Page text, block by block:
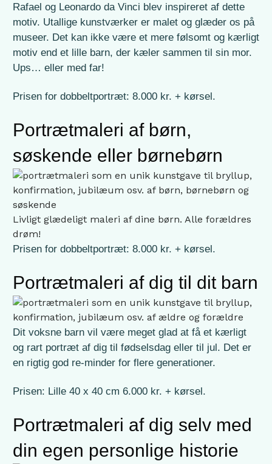
Rafael og Leonardo da Vinci blev inspireret af dette
motiv. Utallige kunstværker er malet og glæder os på
museer. Det kan ikke være et mere følsomt og kærligt
motiv end et lille barn, der kæler sammen til sin mor.
Ups… eller med far!
Prisen for dobbeltportræt: 8.000 kr. + kørsel.
Portrætmaleri af børn,
søskende eller børnebørn
Livligt glædeligt maleri af dine børn. Alle forældres
drøm!
Prisen for dobbeltportræt: 8.000 kr. + kørsel.
Portrætmaleri af dig til dit barn
Dit voksne barn vil være meget glad at få et kærligt
og rart portræt af dig til fødselsdag eller til jul. Det er
en rigtig god re-minder for flere generationer.
Prisen: Lille 40 x 40 cm 6.000 kr. + kørsel.
Portrætmaleri af dig selv med
din egen personlige historie